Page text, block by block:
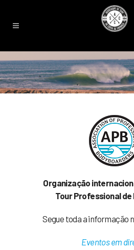
Organização
Tour Professional
Segue toda a informação
Eventos em